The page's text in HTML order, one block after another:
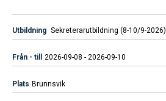
Sekreterarutbildning (8-10/9-2026)
2026-09-08 - 2026-09-10
Brunnsvik